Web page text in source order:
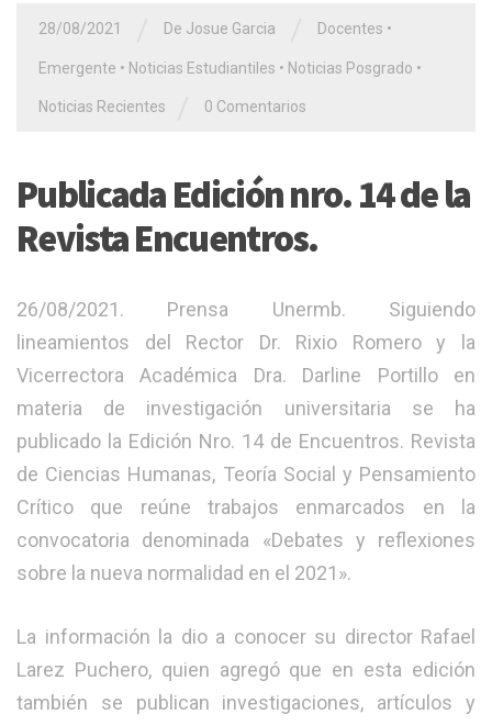
28/08/2021 De Josue Garcia Docentes •
Emergente • Noticias Estudiantiles • Noticias Posgrado •
Noticias Recientes 0 Comentarios
Publicada Edición nro. 14 de la
Revista Encuentros.
26/08/2021. Prensa Unermb. Siguiendo
lineamientos del Rector Dr. Rixio Romero y la
Vicerrectora Académica Dra. Darline Portillo en
materia de investigación universitaria se ha
publicado la Edición Nro. 14 de Encuentros. Revista
de Ciencias Humanas, Teoría Social y Pensamiento
Crítico que reúne trabajos enmarcados en la
convocatoria denominada «Debates y reflexiones
sobre la nueva normalidad en el 2021».
La información la dio a conocer su director Rafael
Larez Puchero, quien agregó que en esta edición
también se publican investigaciones, artículos y